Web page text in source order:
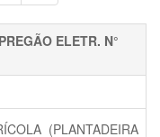
ELETR. N°
(PLANTADEIRA